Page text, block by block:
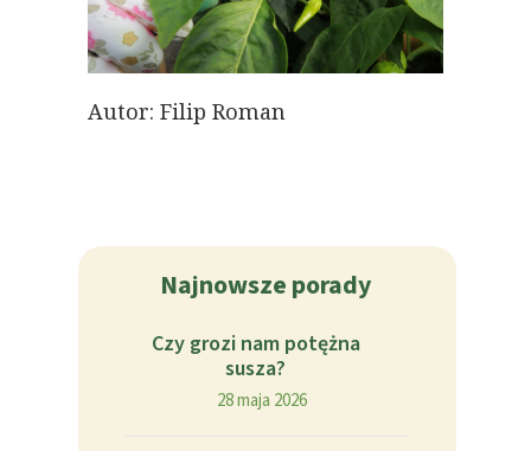
Najnowsze porady
Czy grozi nam potężna
susza?
28 maja 2026
Autor: Filip Roman